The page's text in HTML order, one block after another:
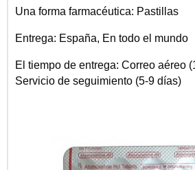
Una forma farmacéutica: Pastillas
Entrega: España, En todo el mundo
El tiempo de entrega: Correo aéreo
Servicio de seguimiento (5-9 días)